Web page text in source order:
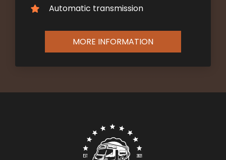
Automatic transmission
MORE INFORMATION